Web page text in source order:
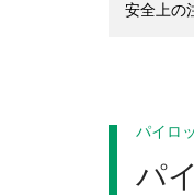
安全上の
パイロ
パ